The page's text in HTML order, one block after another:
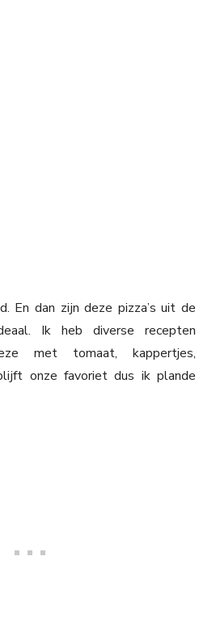
En dan zijn deze pizza’s uit de
Ik heb diverse recepten
met tomaat, kappertjes,
onze favoriet dus ik plande